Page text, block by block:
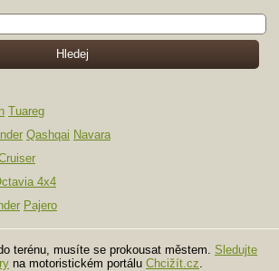
Tuareg
Qashqai Navara
4x4
Pajero
terénu, musíte se prokousat městem. Sledujte
na motoristickém portálu Chcižít.cz